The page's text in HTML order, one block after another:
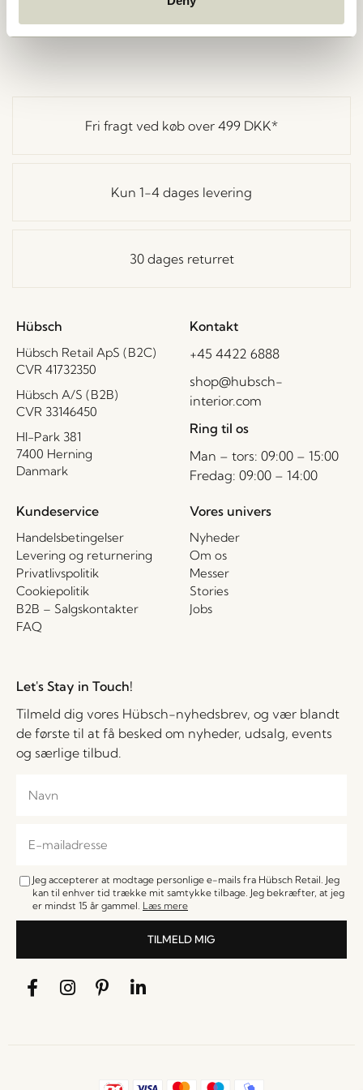
Fri fragt ved køb over 499 DKK*
Kun 1-4 dages levering
30 dages returret
Hübsch
Hübsch Retail ApS (B2C)
CVR 41732350
Hübsch A/S (B2B)
CVR 33146450
HI-Park 381
7400 Herning
Danmark
Kontakt
+45 4422 6888
shop@hubsch-
interior.com
Ring til os
Man – tors: 09:00 – 15:00
Fredag: 09:00 – 14:00
Kundeservice
Handelsbetingelser
Levering og returnering
Privatlivspolitik
Cookiepolitik
B2B – Salgskontakter
FAQ
Vores univers
Nyheder
Om os
Messer
Stories
Jobs
Let's Stay in Touch!
Tilmeld dig vores Hübsch-nyhedsbrev, og vær blandt
de første til at få besked om nyheder, udsalg, events
og særlige tilbud.
Jeg accepterer at modtage personlige e-mails fra Hübsch Retail. Jeg
kan til enhver tid trække mit samtykke tilbage. Jeg bekræfter, at jeg
er mindst 15 år gammel. Læs mere
TILMELD MIG